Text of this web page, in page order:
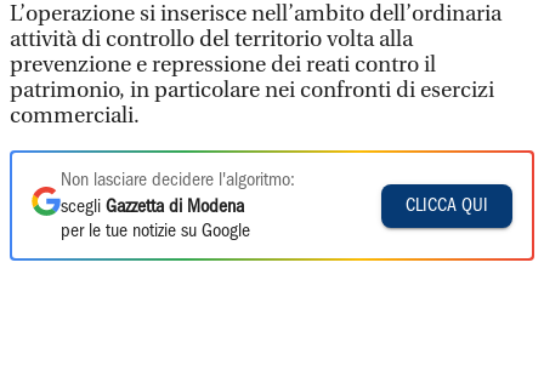
L’operazione si inserisce nell’ambito dell’ordinaria
attività di controllo del territorio volta alla
prevenzione e repressione dei reati contro il
patrimonio, in particolare nei confronti di esercizi
commerciali.
Non lasciare decidere l'algoritmo:
scegli Gazzetta di Modena
per le tue notizie su Google
CLICCA QUI